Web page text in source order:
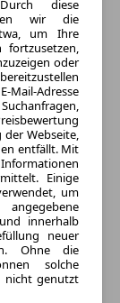
Jaguar. Mit
Motoren
Stil legen.
äußeren
Technologie
hat sich schnell
Limousine
hochwertige
in
Die
jeden
diese
wir die
um Ihre
fortzusetzen,
oder
Mail-Adresse
Webseite,
entfällt. Mit
Einige
um
innerhalb
neuer
Ohne die
solche
nicht genutzt